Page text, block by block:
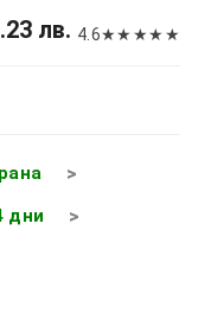
лв. 4.6★★ ★★ ★
дни